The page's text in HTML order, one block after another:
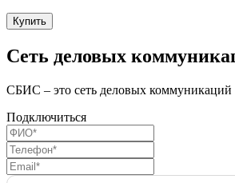
Купить
Сеть деловых
СБИС – это сеть деловых
Подключиться